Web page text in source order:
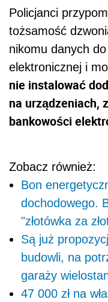
Policjanci
tożsamość
nikomu danych
elektronicznej i
nie instalować
na urządzeniach,
bankowości
Zobacz również:
Bon
dochodowego.
"złotówka za
Są już
budowli, na
garaży
47 000 zł na